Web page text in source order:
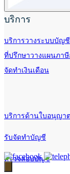
บริการ
บริการวางระบบบัญชี
ที่ปรึกษาวางแผนภาษี
จัดทำเงินเดือน
บริการด้านใบอนุญาต
รับจัดทำบัญชี
ตรวจสอบบัญชี